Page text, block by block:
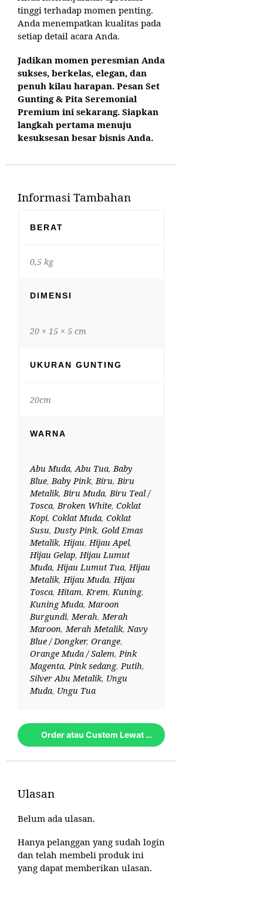
tinggi terhadap momen penting.
Anda menempatkan kualitas pada
setiap detail acara Anda.
Jadikan momen peresmian Anda
sukses, berkelas, elegan, dan
penuh kilau harapan. Pesan Set
Gunting & Pita Seremonial
Premium ini sekarang. Siapkan
langkah pertama menuju
kesuksesan besar bisnis Anda.
Informasi Tambahan
BERAT
0,5 kg
DIMENSI
20 × 15 × 5 cm
UKURAN GUNTING
20cm
WARNA
Abu Muda,Abu Tua,Baby
Blue,Baby Pink,Biru,Biru
Metalik,Biru Muda,Biru Teal /
Tosca,Broken White, Coklat
Kopi, Coklat Muda, Coklat
Susu,Dusty Pink, Gold Emas
Metalik,Hijau,Hijau Apel,
Hijau Gelap,Hijau Lumut
Muda,Hijau Lumut Tua,Hijau
Metalik,Hijau Muda,Hijau
Tosca,Hitam,Krem,Kuning,
Kuning Muda,Maroon
Burgundi,Merah,Merah
Maroon,Merah Metalik,Navy
Blue / Dongker, Orange,
Orange Muda / Salem,Pink
Magenta,Pink sedang,Putih,
Silver Abu Metalik, Ungu
Muda, Ungu Tua
Order atau Custom Lewat Whatsapp
Ulasan
Belum ada ulasan.
Hanya pelanggan yang sudah login
dan telah membeli produk ini
yang dapat memberikan ulasan.